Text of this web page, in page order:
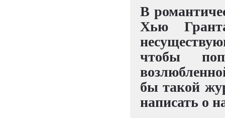
В
Хью
чтобы
бы такой
написать о